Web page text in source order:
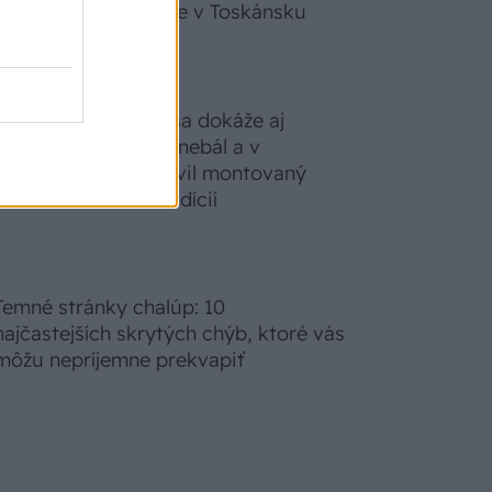
zabudnete, že nie ste v Toskánsku
motorovou pílou sa dokáže aj
podpísať. Slovák sa nebál a v
Čičmanoch si postavil montovaný
v duchu tradícií
stránky chalúp: 10
skrytých chýb, ktoré vás
nepríjemne prekvapiť